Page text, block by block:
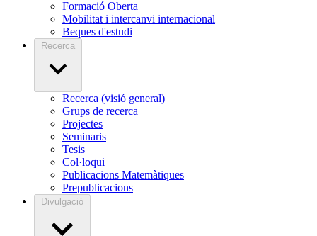
Formació Oberta
Mobilitat i intercanvi internacional
Beques d'estudi
Recerca
Recerca (visió general)
Grups de recerca
Projectes
Seminaris
Tesis
Col·loqui
Publicacions Matemàtiques
Prepublicacions
Divulgació